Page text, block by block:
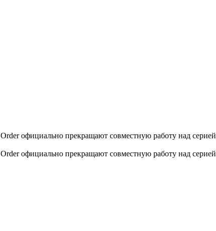
официально прекращают совместную работу над серией
официально прекращают совместную работу над серией